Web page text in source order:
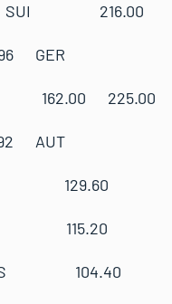
SUI 216.00
1996 GER
162.00 225.00
1992 AUT
SUI 129.60
115.20
RUS 104.40